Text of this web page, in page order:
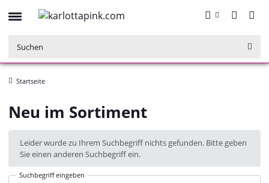
Startseite
Neu im Sortiment
xLeider wurde zu Ihrem Suchbegriff nichts gefunden. Bitte geben
Sie einen anderen Suchbegriff ein.
Suchbegriff eingeben